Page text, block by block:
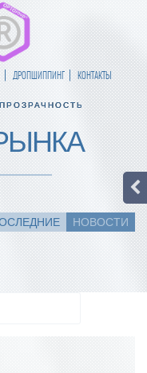
ДРОПШИППИНГ КОНТАКТЫ
НОВОСТИ